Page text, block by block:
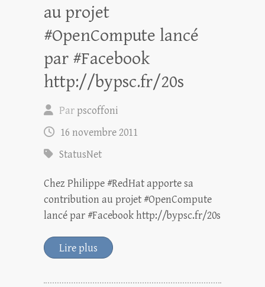
au projet
#OpenCompute lancé
par #Facebook
http://bypsc.fr/20s
Par pscoffoni
16 novembre 2011
StatusNet
Chez Philippe #RedHat apporte sa
contribution au projet #OpenCompute
lancé par #Facebook http://bypsc.fr/20s
Lire plus